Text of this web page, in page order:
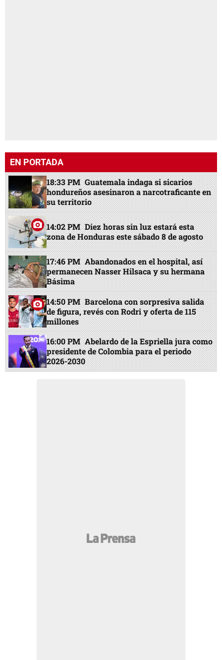
EN PORTADA
18:33 PM Guatemala indaga si sicarios
hondureños asesinaron a narcotraficante en
su territorio
14:02 PM Diez horas sin luz estará esta
zona de Honduras este sábado 8 de agosto
17:46 PM Abandonados en el hospital, así
permanecen Nasser Hilsaca y su hermana
Básima
14:50 PM Barcelona con sorpresiva salida
de figura, revés con Rodri y oferta de 115
millones
16:00 PM Abelardo de la Espriella jura como
presidente de Colombia para el periodo
2026-2030